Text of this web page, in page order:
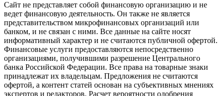
Сайт не представляет собой финансовую организацию и не
ведет финансовую деятельность. Он также не является
представительством микрофинансовых организаций или
банком, и не связан с ними. Все данные на сайте носят
информативный характер и не считаются публичной офертой.
Финансовые услуги предоставляются непосредственно
организациями, получившими разрешение Центрального
банка Российской Федерации. Все права на товарные знаки
принадлежат их владельцам. Предложения не считаются
офертой, а контент статей основан на субъективных мнениях
экспертов и редакторов. Расчет вероятности одобрения